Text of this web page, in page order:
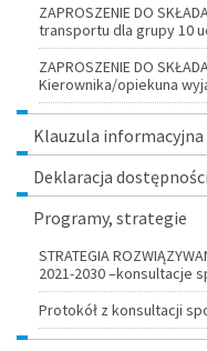
ZAPROSZENIE DO
transportu dla grupy 10
ZAPROSZENIE DO
Kierownika/opiekuna
Klauzula
Deklaracja dostępności
Programy, strategie
STRATEGIA
2021-2030 –konsultacje
Protokół z konsultacji